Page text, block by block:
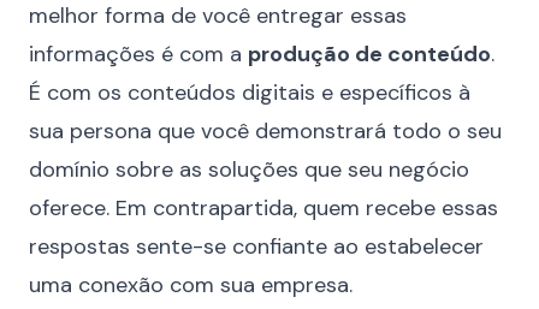
melhor forma de você entregar essas
informações é com a produção de conteúdo.
É com os conteúdos digitais e específicos à
sua persona que você demonstrará todo o seu
domínio sobre as soluções que seu negócio
oferece. Em contrapartida, quem recebe essas
respostas sente-se confiante ao estabelecer
uma conexão com sua empresa.